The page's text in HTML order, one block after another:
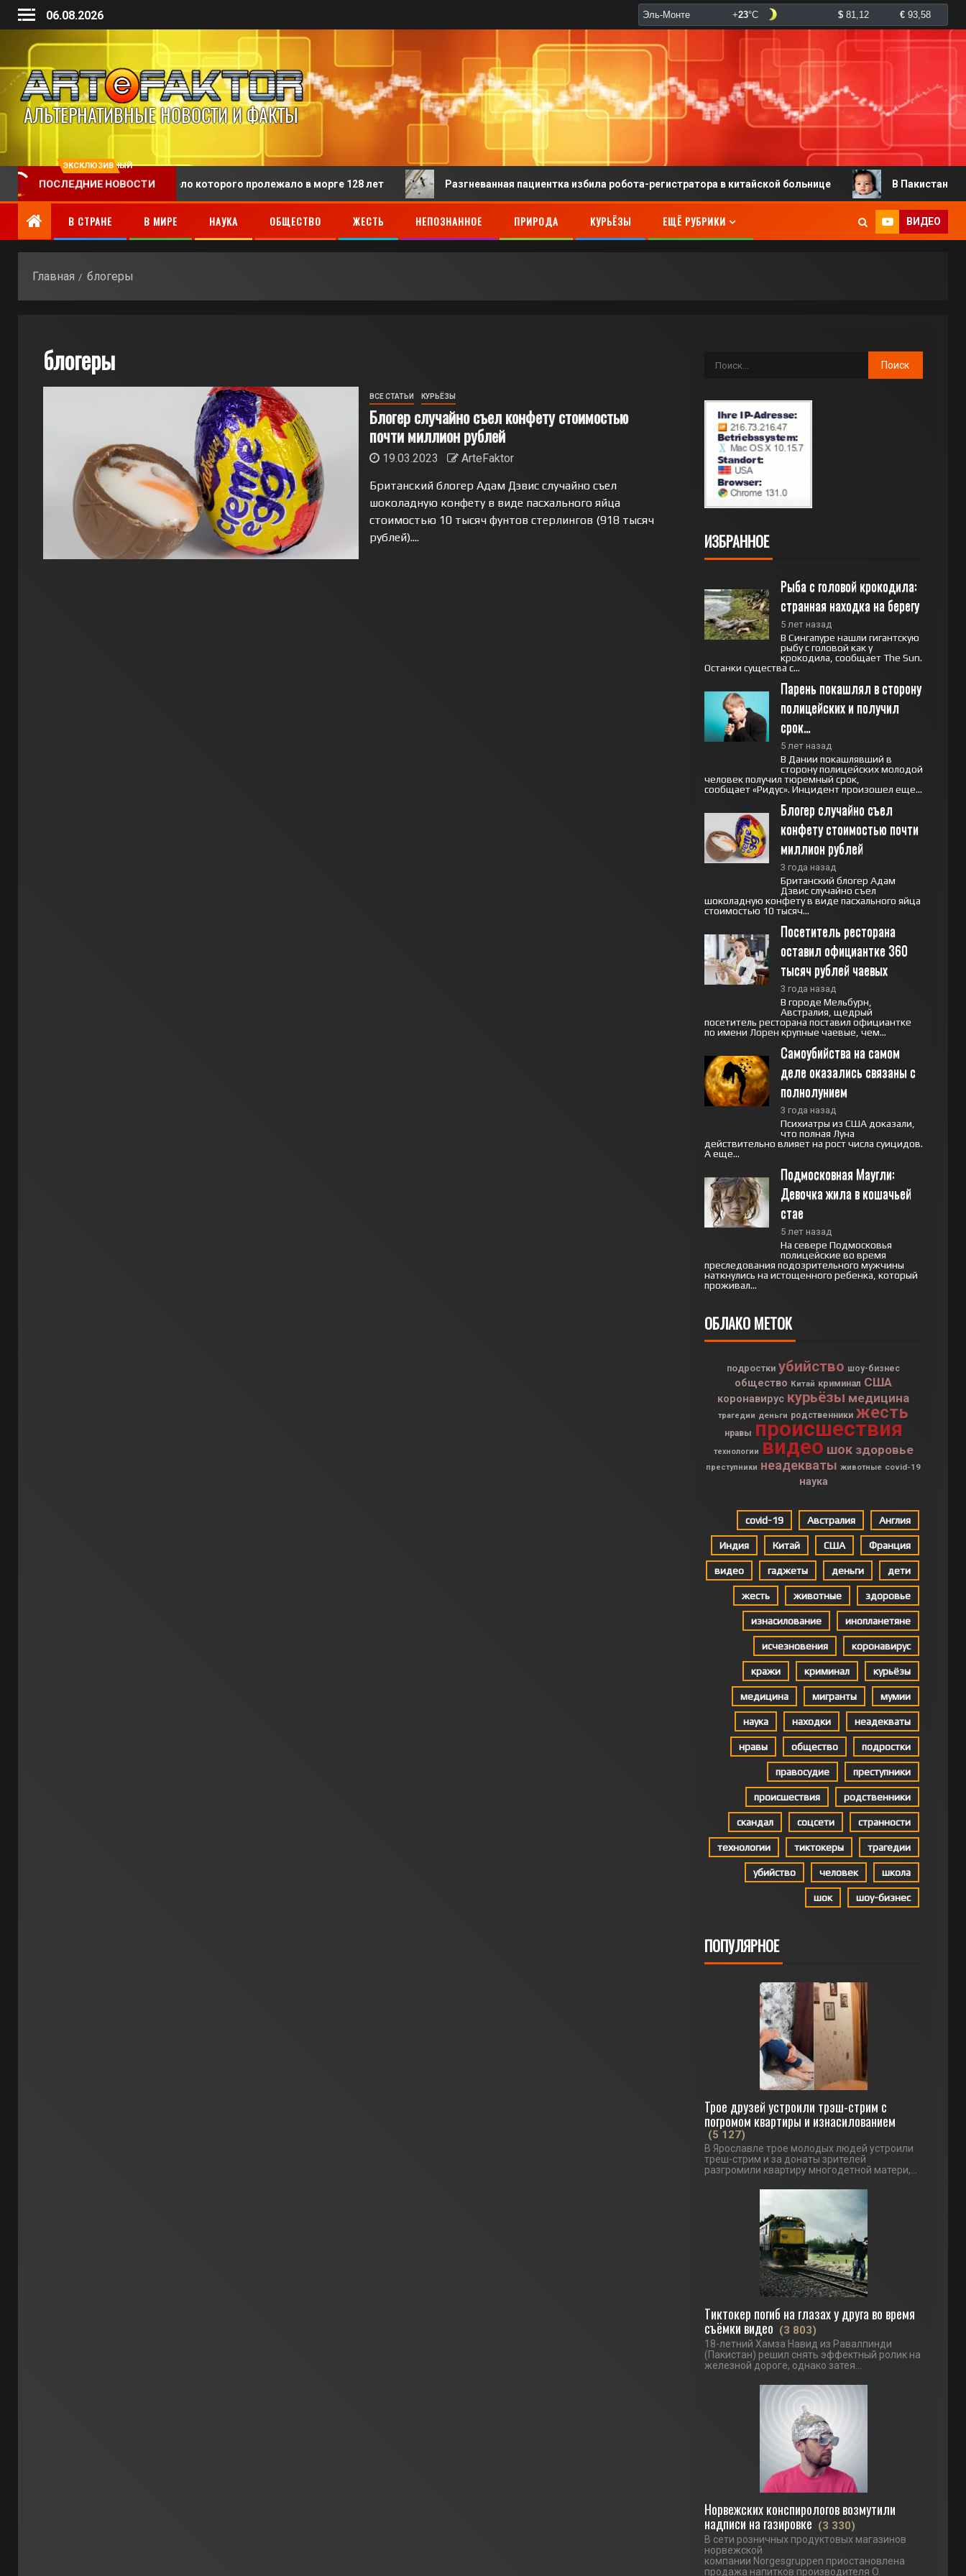
06.08.2026
ЭКСКЛЮЗИВНЫЙ
ПОСЛЕДНИЕ НОВОСТИ
похоронили человека, тело которого пролежало в морге 128 лет Разгневанная пациентка избила робота-регистратора в китайской больнице В Пакистане родился
В СТРАНЕ В МИРЕ НАУКА ОБЩЕСТВО ЖЕСТЬ НЕПОЗНАННОЕ ПРИРОДА КУРЬЁЗЫ ЕЩЁ РУБРИКИ ВИДЕО
Главная блогеры
блогеры
ВСЕ СТАТЬИ КУРЬЁЗЫ
Блогер случайно съел конфету стоимостью
почти миллион рублей
19.03.2023
ArteFaktor
Британский блогер Адам Дэвис случайно съел
шоколадную конфету в виде пасхального яйца
стоимостью 10 тысяч фунтов стерлингов (918 тысяч
рублей)....
ИЗБРАННОЕ
Рыба с головой крокодила:
странная находка на берегу
5 лет назад
В Сингапуре нашли гигантскую
рыбу с головой как у
крокодила, сообщает The Sun.
Останки существа с...
Парень покашлял в сторону
полицейских и получил
срок…
5 лет назад
В Дании покашлявший в
сторону полицейских молодой
человек получил тюремный срок,
сообщает «Ридус». Инцидент произошел еще...
Блогер случайно съел
конфету стоимостью почти
миллион рублей
3 года назад
Британский блогер Адам
Дэвис случайно съел
шоколадную конфету в виде пасхального яйца
стоимостью 10 тысяч...
Посетитель ресторана
оставил официантке 360
тысяч рублей чаевых
3 года назад
В городе Мельбурн,
Австралия, щедрый
посетитель ресторана поставил официантке
по имени Лорен крупные чаевые, чем...
Самоубийства на самом
деле оказались связаны с
полнолунием
3 года назад
Психиатры из США доказали,
что полная Луна
действительно влияет на рост числа суицидов.
А еще...
Подмосковная Маугли:
Девочка жила в кошачьей
стае
5 лет назад
На севере Подмосковья
полицейские во время
преследования подозрительного мужчины
наткнулись на истощенного ребенка, который
проживал...
ОБЛАКО МЕТОК
подростки убийство шоу-бизнес
общество Китай криминал США
коронавирус курьёзы медицина
трагедии деньги родственники жесть
нравы происшествия
технологии видео шок здоровье
преступники неадекваты животные covid-19
наука
covid-19 Австралия Англия
Индия Китай США Франция
видео гаджеты деньги дети
жесть животные здоровье
изнасилование инопланетяне
исчезновения коронавирус
кражи криминал курьёзы
медицина мигранты мумии
наука находки неадекваты
нравы общество подростки
правосудие преступники
происшествия родственники
скандал соцсети странности
технологии тиктокеры трагедии
убийство человек школа
шок шоу-бизнес
ПОПУЛЯРНОЕ
Трое друзей устроили трэш-стрим с
погромом квартиры и изнасилованием
(5 127)
В Ярославле трое молодых людей устроили
треш-стрим и за донаты зрителей
разгромили квартиру многодетной матери,...
Тиктокер погиб на глазах у друга во время
съёмки видео (3 803)
18-летний Хамза Навид из Равалпинди
(Пакистан) решил снять эффектный ролик на
железной дороге, однако затея...
Норвежских конспирологов возмутили
надписи на газировке (3 330)
В сети розничных продуктовых магазинов
норвежской
компании Norgesgruppen приостановлена
продажа напитков производителя O.